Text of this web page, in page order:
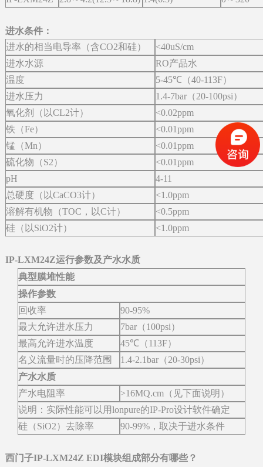
进水条件：
进水的相当电导率（含CO2和硅）
<40uS/cm
进水水源
RO产品水
温度
5-45℃（40-113F）
进水压力
1.4-7bar（20-100psi）
氧化剂（以CL2计）
<0.02ppm
铁（Fe）
<0.01ppm
锰（Mn）
<0.01ppm
硫化物（S2）
<0.01ppm
pH
4-11
总硬度（以CaCO3计）
<1.0ppm
溶解有机物（TOC，以C计）
<0.5ppm
硅（以SiO2计）
<1.0ppm
IP-LXM24Z运行参数及产水水质
典型膜堆性能
操作参数
回收率
90-95%
最大允许进水压力
7bar（100psi）
最高允许进水温度
45℃（113F）
名义流量时的压降范围
1.4-2.1bar（20-30psi）
产水水质
产水电阻率
>16MQ.cm（见下面说明）
说明：实际性能可以用lonpure的IP-Pro设计软件确定
硅（SiO2）去除率
90-99%，取决于进水条件
西门子IP-LXM24Z EDI模块组成部分有哪些？